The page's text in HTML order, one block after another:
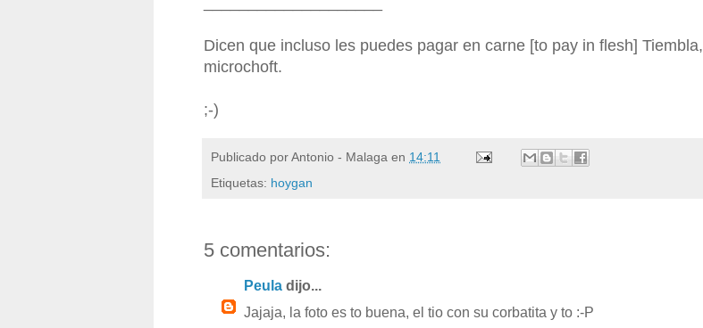
Dicen que incluso les puedes pagar en carne [to pay in flesh] Tiembla,
microchoft.
;-)
Publicado porAntonio - Malaga en 14:11
Etiquetas: hoygan
5 comentarios:
Peula dijo...
Jajaja, la foto es to buena, el tio con su corbatita y to :-P